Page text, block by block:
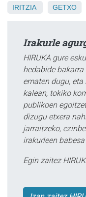
IRITZIA GETXO
Irakurle
HIRUKA gure
hedabide bakarra
ematen dugu,
kalean, tokiko
publikoen
dizugu etxera
jarraitzeko,
irakurleen
Egin zaitez